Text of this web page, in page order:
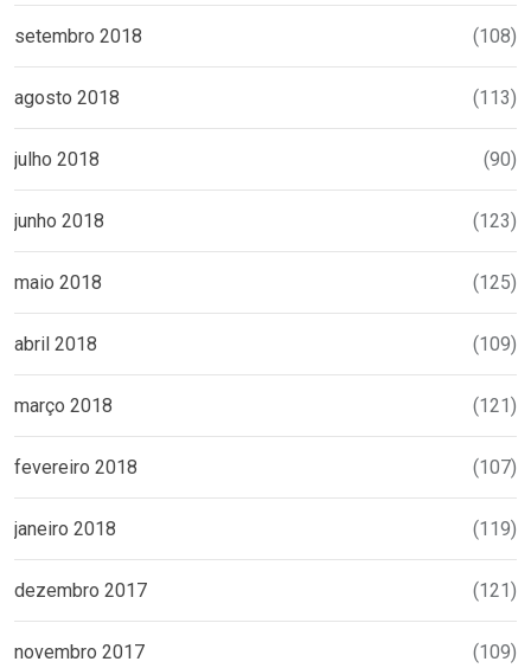
setembro 2018 (108)
agosto 2018 (113)
julho 2018 (90)
junho 2018 (123)
maio 2018 (125)
abril 2018 (109)
março 2018 (121)
fevereiro 2018 (107)
janeiro 2018 (119)
dezembro 2017 (121)
novembro 2017 (109)